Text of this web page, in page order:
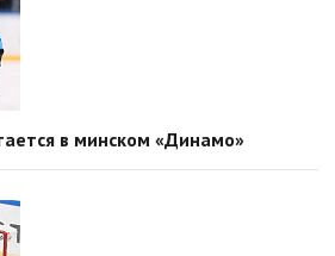
в минском «Динамо»